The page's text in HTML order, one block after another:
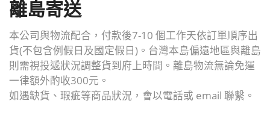
離島寄送
本公司與物流配合，付款後7-10 個工作天依訂單順序出
貨(不包含例假日及國定假日)。台灣本島偏遠地區與離島
則需視投遞狀況調整貨到府上時間。離島物流無論免運
一律額外酌收300元。
如遇缺貨、瑕疵等商品狀況，會以電話或 email 聯繫。